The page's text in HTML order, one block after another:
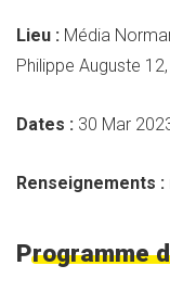
Lieu : Média
Philippe Auguste
Dates : 30 Mar
Renseignements :
Programme